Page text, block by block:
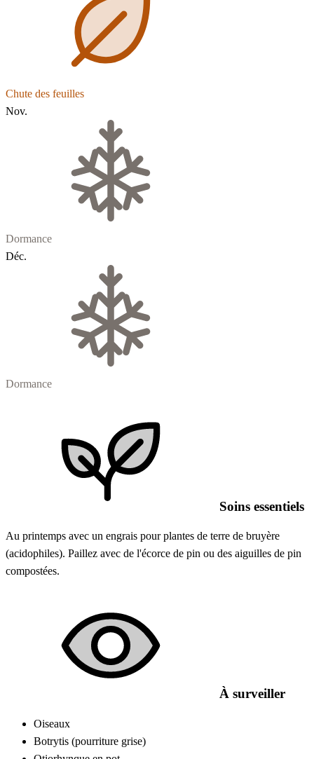
Chute des feuilles
Nov.
Dormance
Déc.
Dormance
Soins essentiels
Au printemps avec un engrais pour plantes de terre de bruyère
(acidophiles). Paillez avec de l'écorce de pin ou des aiguilles de pin
compostées.
À surveiller
Oiseaux
Botrytis (pourriture grise)